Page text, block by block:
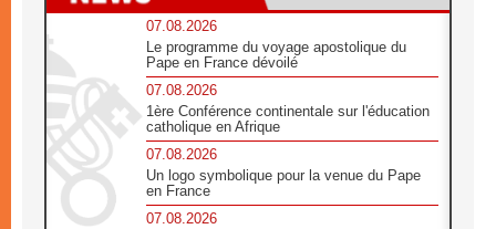
07.08.2026
Le programme du voyage apostolique du
Pape en France dévoilé
07.08.2026
1ère Conférence continentale sur l'éducation
catholique en Afrique
07.08.2026
Un logo symbolique pour la venue du Pape
en France
07.08.2026